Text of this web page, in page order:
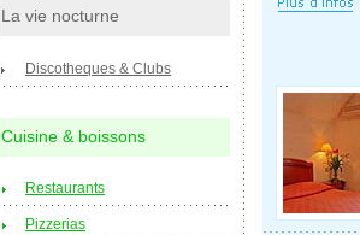
La vie nocturne
Discotheques & Clubs
Cuisine & boissons
Restaurants
Pizzerias